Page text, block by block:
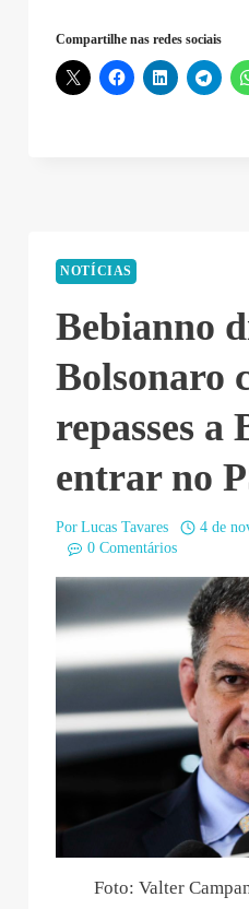
Compartilhe nas redes sociais
NOTÍCIAS
Bebianno
Bolsonaro
repasses a
entrar no
Por Lucas Tavares
4 de
0 Comentários
Foto: Valter